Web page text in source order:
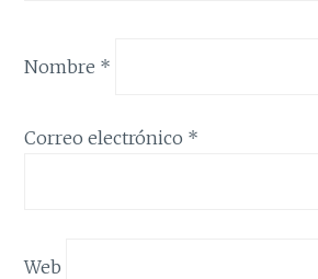
Nombre *
Correo electrónico *
Web